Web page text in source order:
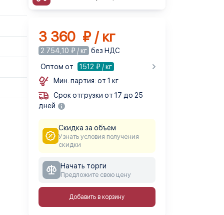
3 360 ₽ / кг
2 754,10 ₽ / кг без НДС
Оптом от
1512 ₽ / кг
Мин. партия: от 1 кг
Срок отгрузки от 17 до 25
дней
Скидка за объем
Узнать условия получения
скидки
Начать торги
Предложите свою цену
Добавить в корзину